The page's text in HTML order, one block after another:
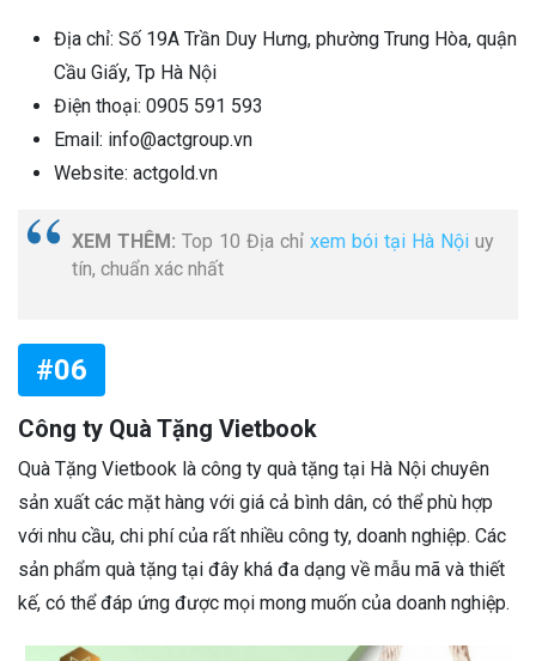
Địa chỉ: Số 19A Trần Duy Hưng, phường Trung Hòa, quận
Cầu Giấy, Tp Hà Nội
Điện thoại: 0905 591 593
Email: info@actgroup.vn
Website: actgold.vn
XEM THÊM: Top 10 Địa chỉ xem bói tại Hà Nội uy
tín, chuẩn xác nhất
#06
Công ty Quà Tặng Vietbook
Quà Tặng Vietbook là công ty quà tặng tại Hà Nội chuyên
sản xuất các mặt hàng với giá cả bình dân, có thể phù hợp
với nhu cầu, chi phí của rất nhiều công ty, doanh nghiệp. Các
sản phẩm quà tặng tại đây khá đa dạng về mẫu mã và thiết
kế, có thể đáp ứng được mọi mong muốn của doanh nghiệp.